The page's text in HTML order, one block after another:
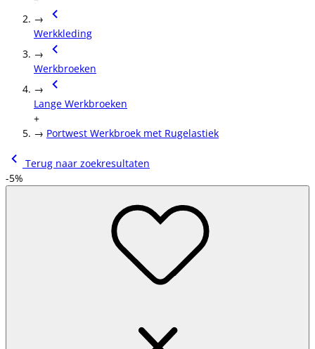
→
Werkkleding
→
Werkbroeken
→
Lange Werkbroeken
+
→ Portwest Werkbroek met Rugelastiek
Terug naar zoekresultaten
-5%